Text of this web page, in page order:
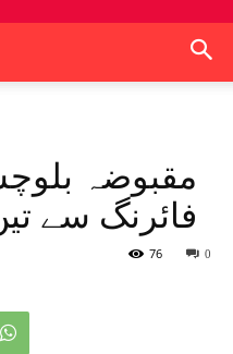
مقبوضہ
فائرنگ سے
0
76